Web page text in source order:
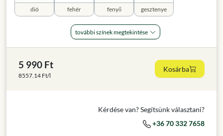
dió fehér fenyő gesztenye
további színek megtekintése
5 990 Ft
8557.14 Ft/l
Kosárba
Kérdése van? Segítsünk választani?
+36 70 332 7658